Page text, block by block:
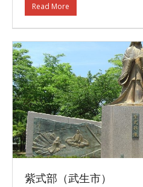
Read More
紫式部（武生市）